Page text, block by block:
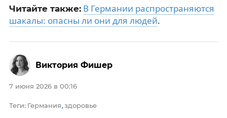
Читайте также: В Германии распространяются
шакалы: опасны ли они для людей.
7 июня 2026 в 00:16
Теги: Германия,здоровье
Виктория Фишер